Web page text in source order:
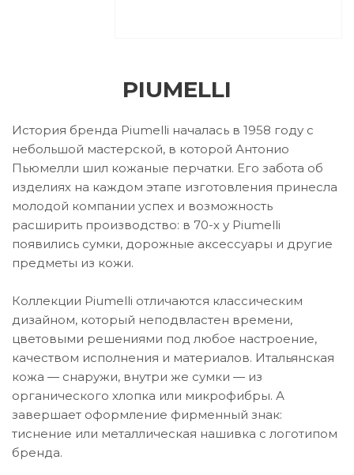
PIUMELLI
История бренда Piumelli началась в 1958 году с
небольшой мастерской, в которой Антонио
Пьюмелли шил кожаные перчатки. Его забота об
изделиях на каждом этапе изготовления принесла
молодой компании успех и возможность
расширить производство: в 70-х у Piumelli
появились сумки, дорожные аксессуары и другие
предметы из кожи.
Коллекции Piumelli отличаются классическим
дизайном, который неподвластен времени,
цветовыми решениями под любое настроение,
качеством исполнения и материалов. Итальянская
кожа — снаружи, внутри же сумки — из
органического хлопка или микрофибры. А
завершает оформление фирменный знак:
тиснение или металлическая нашивка с логотипом
бренда.